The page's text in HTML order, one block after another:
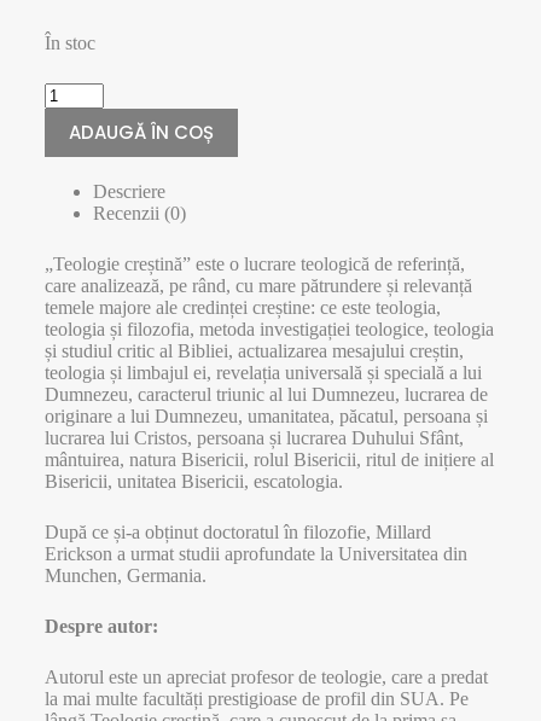
În stoc
ADAUGĂ ÎN COȘ
Descriere
Recenzii (0)
„Teologie creștină” este o lucrare teologică de referință,
care analizează, pe rând, cu mare pătrundere și relevanță
temele majore ale credinței creștine: ce este teologia,
teologia și filozofia, metoda investigației teologice, teologia
și studiul critic al Bibliei, actualizarea mesajului creștin,
teologia și limbajul ei, revelația universală și specială a lui
Dumnezeu, caracterul triunic al lui Dumnezeu, lucrarea de
originare a lui Dumnezeu, umanitatea, păcatul, persoana și
lucrarea lui Cristos, persoana și lucrarea Duhului Sfânt,
mântuirea, natura Bisericii, rolul Bisericii, ritul de inițiere al
Bisericii, unitatea Bisericii, escatologia.
După ce și-a obținut doctoratul în filozofie, Millard
Erickson a urmat studii aprofundate la Universitatea din
Munchen, Germania.
Despre autor:
Autorul este un apreciat profesor de teologie, care a predat
la mai multe facultăți prestigioase de profil din SUA. Pe